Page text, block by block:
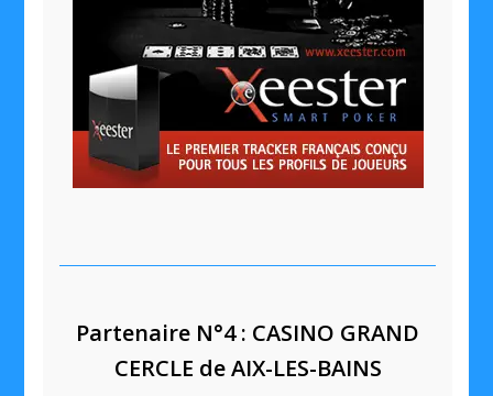
Partenaire N°4 : CASINO GRAND
CERCLE de AIX-LES-BAINS